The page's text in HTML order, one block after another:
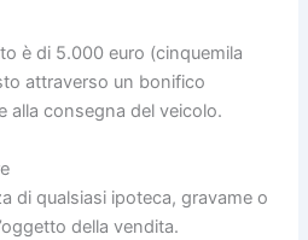
è di 5.000 euro (cinquemila
attraverso un bonifico
alla consegna del veicolo.
di qualsiasi ipoteca, gravame o
della vendita.